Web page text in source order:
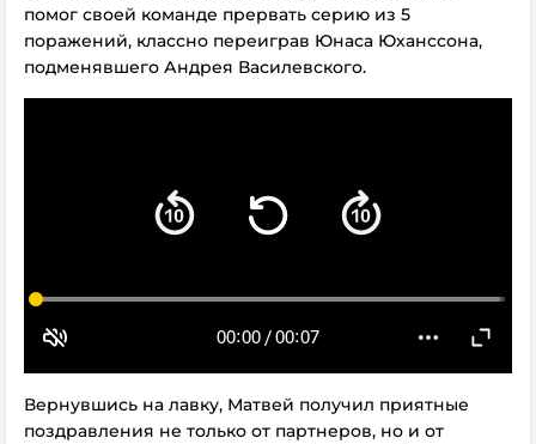
помог своей команде прервать серию из 5
поражений, классно переиграв Юнаса Юханссона,
подменявшего Андрея Василевского.
Вернувшись на лавку, Матвей получил приятные
поздравления не только от партнеров, но и от